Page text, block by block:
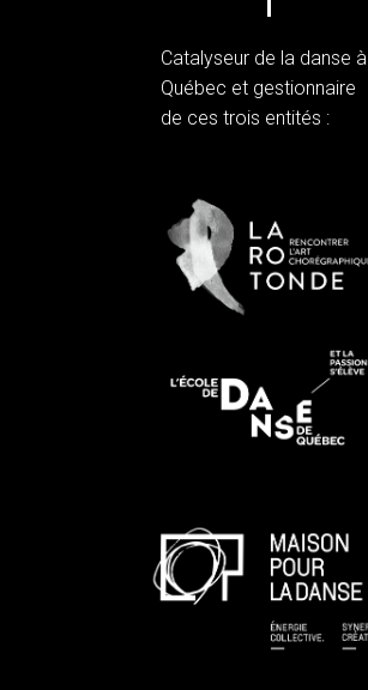
Catalyseur de la danse à
Québec et gestionnaire
de ces trois entités :